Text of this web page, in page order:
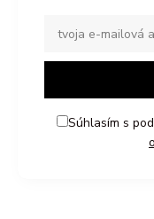
Súhlasím s